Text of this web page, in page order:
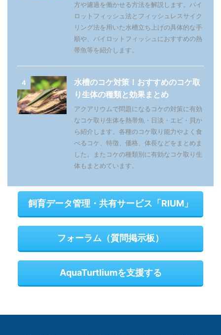
方や濾過を働かせる方法を解説します。パイ
ロットフィッシュ法とフィッシュレスサイク
リング法を用いた水槽立ち上げの具体的な手
順や、パイロットフィッシュにおすすめの熱
帯魚等を紹介します。
4
水槽のコケ対策！おすすめのコケ取
り生体の種類と効果まとめ
アクアリウムで問題になるコケの対策に有効
なコケ取り生体を熱帯魚・日淡・エビ・貝か
ら紹介します。各種のコケ取り能力やよく食
べるコケ、特徴、価格、体長などをまとめま
した。またコケの種類別に有効なコケ取り生
体もまとめています。
飼育データ管理・共有サービス「RIUM」
フォーラム（質問掲示板）
AquaTurtliumを支援する